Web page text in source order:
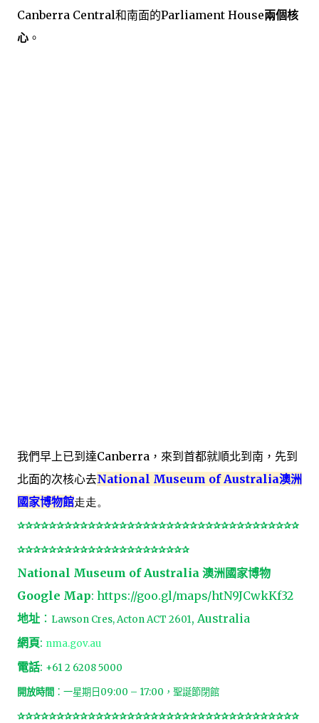
Canberra Central和南面的Parliament House兩個核
心 。
我們早上已到達Canberra ，來到首都就順北到南，先到
北面的次核心去National Museum of Australia澳洲
國家博物館走走。
✰✰✰✰✰✰✰✰✰✰✰✰✰✰✰✰✰✰✰✰✰✰✰✰✰✰✰✰✰✰✰✰✰✰✰✰
✰✰✰✰✰✰✰✰✰✰✰✰✰✰✰✰✰✰✰✰✰✰
National Museum of Australia 澳洲國家博物
Google Map: https://goo.gl/maps/htN9JCwkKf32
地址 ： Lawson Cres, Acton ACT 2601, Australia
網頁: nma.gov.au
電話: +61 2 6208 5000
開放時間 ：一星期日 09:00 – 17:00 ，聖誕節閉館
✰✰✰✰✰✰✰✰✰✰✰✰✰✰✰✰✰✰✰✰✰✰✰✰✰✰✰✰✰✰✰✰✰✰✰✰